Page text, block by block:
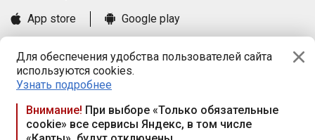
Для обеспечения удобства пользователей сайта
используются cookies.
Узнать подробнее
Внимание! При выборе «Только обязательные
cookie» все сервисы Яндекс, в том числе
App store
Google play
Книга замечаний и предложений
Правила и документы
Praca.by © 2000—2026, ООО «ПРАЦА БАЙ»
Республика Беларусь, 220114, г. Минск, пр-т Независимости
117а, пом. № 9.